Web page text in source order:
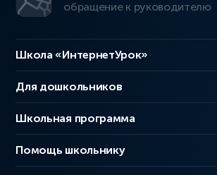
обращение к руководителю
Школа «ИнтернетУрок»
Для дошкольников
Школьная программа
Помощь школьнику